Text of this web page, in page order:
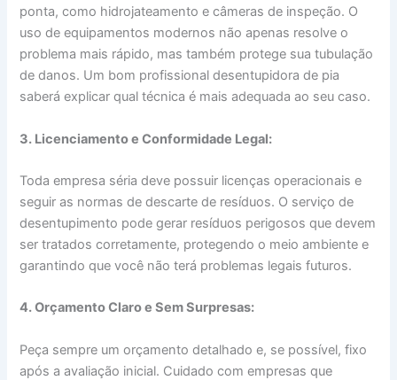
ponta, como hidrojateamento e câmeras de inspeção. O
uso de equipamentos modernos não apenas resolve o
problema mais rápido, mas também protege sua tubulação
de danos. Um bom profissional desentupidora de pia
saberá explicar qual técnica é mais adequada ao seu caso.
3. Licenciamento e Conformidade Legal:
Toda empresa séria deve possuir licenças operacionais e
seguir as normas de descarte de resíduos. O serviço de
desentupimento pode gerar resíduos perigosos que devem
ser tratados corretamente, protegendo o meio ambiente e
garantindo que você não terá problemas legais futuros.
4. Orçamento Claro e Sem Surpresas:
Peça sempre um orçamento detalhado e, se possível, fixo
após a avaliação inicial. Cuidado com empresas que